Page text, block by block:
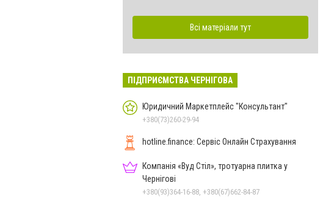
Всі матеріали тут
ПІДПРИЄМСТВА ЧЕРНІГОВА
Юридичний Маркетплейс "Консультант"
+380(73)260-29-94
hotline.finance: Сервіс Онлайн Страхування
Компанія «Вуд Стіл», тротуарна плитка у
Чернігові
+380(93)364-16-88, +380(67)662-84-87